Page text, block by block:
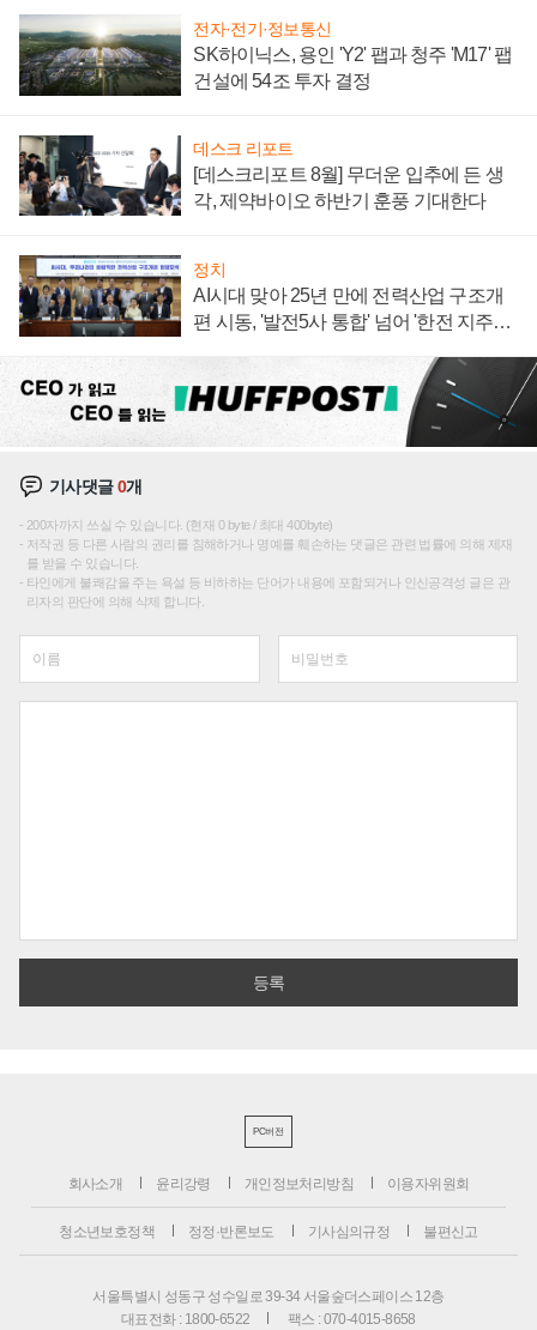
전자·전기·정보통신
SK하이닉스, 용인 'Y2' 팹과 청주 'M17' 팹
건설에 54조 투자 결정
데스크 리포트
[데스크리포트 8월] 무더운 입추에 든 생
각, 제약바이오 하반기 훈풍 기대한다
정치
AI시대 맞아 25년 만에 전력산업 구조개
편 시동, '발전5사 통합' 넘어 '한전 지주사'
기사댓글0개
200자까지 쓰실 수 있습니다. (현재 0 byte / 최대 400byte)
저작권 등 다른 사람의 권리를 침해하거나 명예를 훼손하는 댓글은 관련 법률에 의해 제재
를 받을 수 있습니다.
타인에게 불쾌감을 주는 욕설 등 비하하는 단어가 내용에 포함되거나 인신공격성 글은 관
리자의 판단에 의해 삭제 합니다.
PC버전
회사소개 윤리강령 개인정보처리방침 이용자위원회
청소년보호정책 정정·반론보도 기사심의규정 불편신고
서울특별시 성동구 성수일로 39-34 서울숲더스페이스 12층
대표전화 : 1800-6522
팩스 : 070-4015-8658